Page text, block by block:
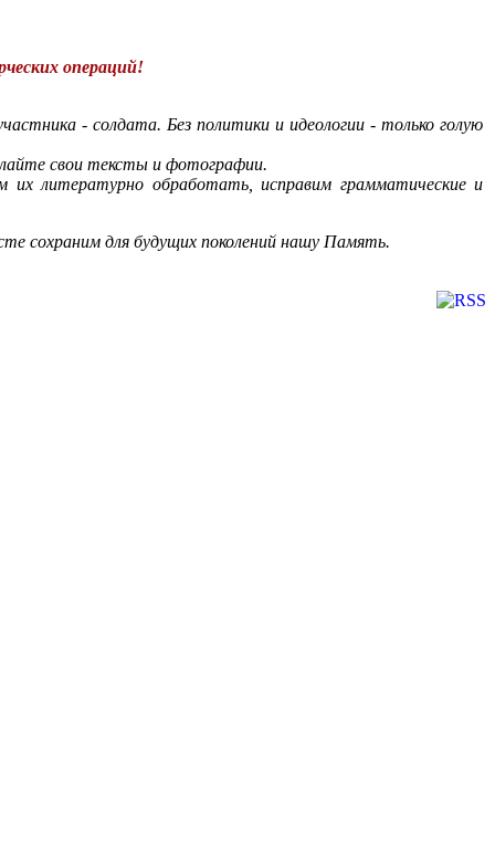
операций!
- солдата. Без политики и идеологии - только голую
свои тексты и фотографии.
литературно обработать, исправим грамматические и
сохраним для будущих поколений нашу Память.